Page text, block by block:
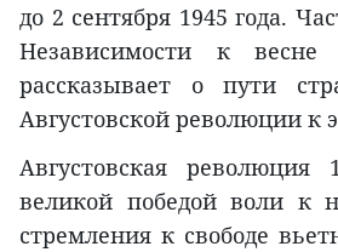
до 2 сентября 1945 года.
Независимости к весне
рассказывает о пути
Августовской революции к
Августовская революция
великой победой воли к
стремления к свободе